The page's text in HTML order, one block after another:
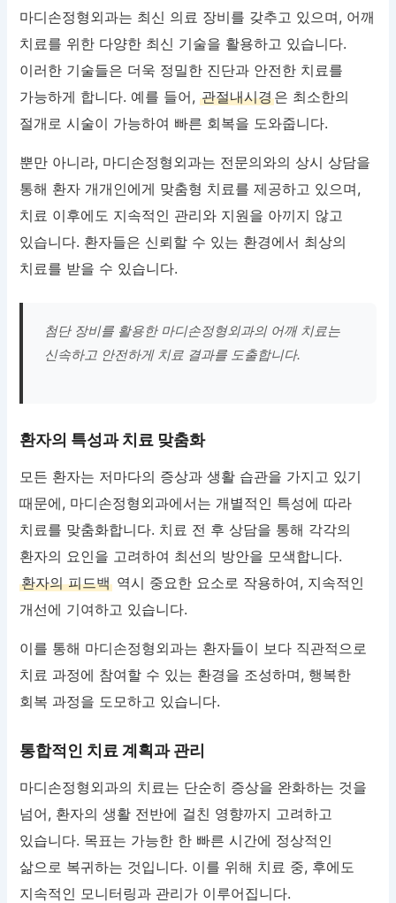
마디손정형외과는 최신 의료 장비를 갖추고 있으며, 어깨
치료를 위한 다양한 최신 기술을 활용하고 있습니다.
이러한 기술들은 더욱 정밀한 진단과 안전한 치료를
가능하게 합니다. 예를 들어,관절내시경은 최소한의
절개로 시술이 가능하여 빠른 회복을 도와줍니다.
뿐만 아니라, 마디손정형외과는 전문의와의 상시 상담을
통해 환자 개개인에게 맞춤형 치료를 제공하고 있으며,
치료 이후에도 지속적인 관리와 지원을 아끼지 않고
있습니다. 환자들은 신뢰할 수 있는 환경에서 최상의
치료를 받을 수 있습니다.
첨단 장비를 활용한 마디손정형외과의 어깨 치료는
신속하고 안전하게 치료 결과를 도출합니다.
환자의 특성과 치료 맞춤화
모든 환자는 저마다의 증상과 생활 습관을 가지고 있기
때문에, 마디손정형외과에서는 개별적인 특성에 따라
치료를 맞춤화합니다. 치료 전 후 상담을 통해 각각의
환자의 요인을 고려하여 최선의 방안을 모색합니다.
환자의 피드백 역시 중요한 요소로 작용하여, 지속적인
개선에 기여하고 있습니다.
이를 통해 마디손정형외과는 환자들이 보다 직관적으로
치료 과정에 참여할 수 있는 환경을 조성하며, 행복한
회복 과정을 도모하고 있습니다.
통합적인 치료 계획과 관리
마디손정형외과의 치료는 단순히 증상을 완화하는 것을
넘어, 환자의 생활 전반에 걸친 영향까지 고려하고
있습니다. 목표는 가능한 한 빠른 시간에 정상적인
삶으로 복귀하는 것입니다. 이를 위해 치료 중, 후에도
지속적인 모니터링과 관리가 이루어집니다.